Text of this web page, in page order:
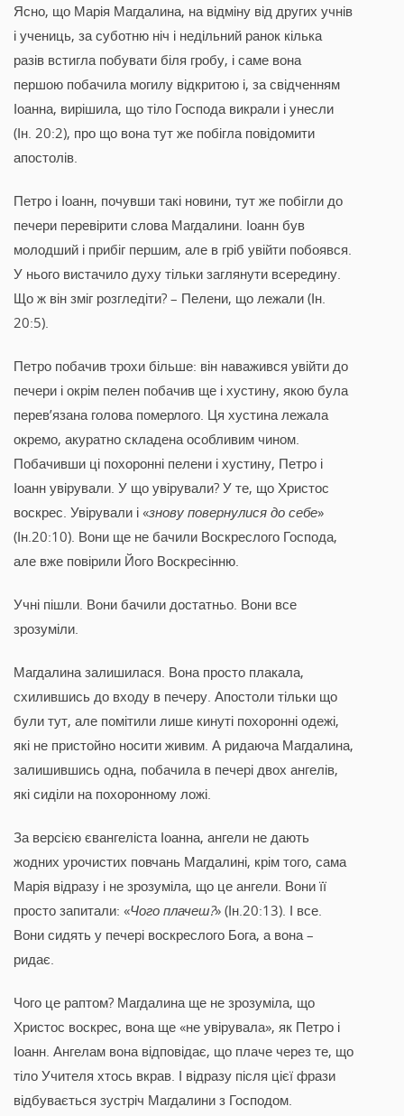
Ясно, що Марія Магдалина, на відміну від других учнів
і учениць, за суботню ніч і недільний ранок кілька
разів встигла побувати біля гробу, і саме вона
першою побачила могилу відкритою і, за свідченням
Іоанна, вирішила, що тіло Господа викрали і унесли
(Ін. 20:2), про що вона тут же побігла повідомити
апостолів.
Петро і Іоанн, почувши такі новини, тут же побігли до
печери перевірити слова Магдалини. Іоанн був
молодший і прибіг першим, але в гріб увійти побоявся.
У нього вистачило духу тільки заглянути всередину.
Що ж він зміг розгледіти? – Пелени, що лежали (Ін.
20:5).
Петро побачив трохи більше: він наважився увійти до
печери і окрім пелен побачив ще і хустину, якою була
перев’язана голова померлого. Ця хустина лежала
окремо, акуратно складена особливим чином.
Побачивши ці похоронні пелени і хустину, Петро і
Іоанн увірували. У що увірували? У те, що Христос
воскрес. Увірували і «знову повернулися до себе»
(Ін.20:10). Вони ще не бачили Воскреслого Господа,
але вже повірили Його Воскресінню.
Учні пішли. Вони бачили достатньо. Вони все
зрозуміли.
Магдалина залишилася. Вона просто плакала,
схилившись до входу в печеру. Апостоли тільки що
були тут, але помітили лише кинуті похоронні одежі,
які не пристойно носити живим. А ридаюча Магдалина,
залишившись одна, побачила в печері двох ангелів,
які сиділи на похоронному ложі.
За версією євангеліста Іоанна, ангели не дають
жодних урочистих повчань Магдалині, крім того, сама
Марія відразу і не зрозуміла, що це ангели. Вони її
просто запитали: «Чого плачеш?» (Ін.20:13). І все.
Вони сидять у печері воскреслого Бога, а вона –
ридає.
Чого це раптом? Магдалина ще не зрозуміла, що
Христос воскрес, вона ще «не увірувала», як Петро і
Іоанн. Ангелам вона відповідає, що плаче через те, що
тіло Учителя хтось вкрав. І відразу після цієї фрази
відбувається зустріч Магдалини з Господом.